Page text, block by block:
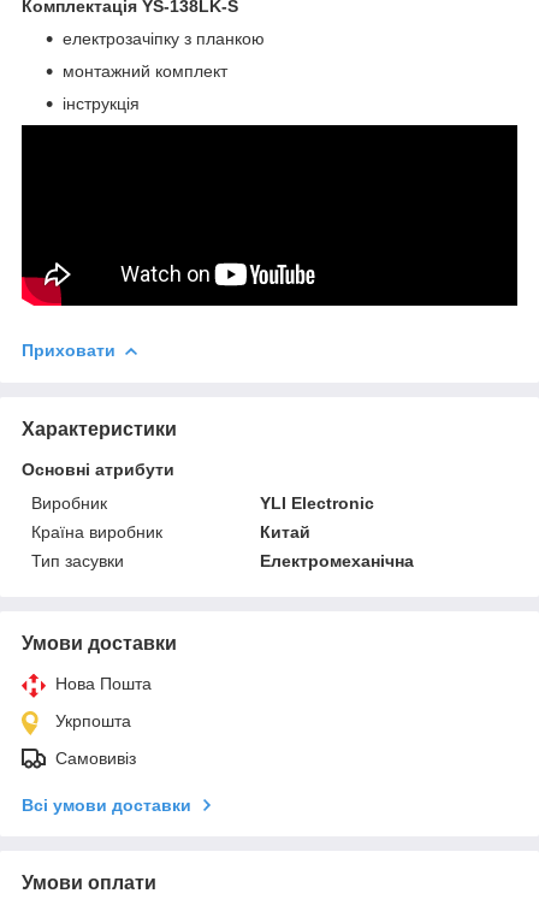
Комплектація YS-138LK-S
електрозачіпку з планкою
монтажний комплект
інструкція
Приховати
Характеристики
Основні атрибути
Виробник
YLI Electronic
Країна виробник
Китай
Тип засувки
Електромеханічна
Умови доставки
Нова Пошта
Укрпошта
Самовивіз
Всі умови доставки
Умови оплати